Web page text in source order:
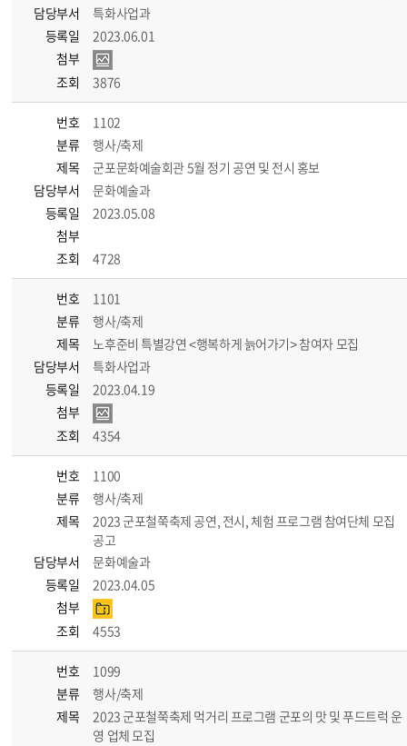
담당부서
특화사업과
등록일
2023.06.01
첨부
조회
3876
번호
1102
분류
행사/축제
제목
군포문화예술회관 5월 정기 공연 및 전시 홍보
담당부서
문화예술과
등록일
2023.05.08
첨부
조회
4728
번호
1101
분류
행사/축제
제목
노후준비 특별강연 <행복하게 늙어가기> 참여자 모집
담당부서
특화사업과
등록일
2023.04.19
첨부
조회
4354
번호
1100
분류
행사/축제
제목
2023 군포철쭉축제 공연, 전시, 체험 프로그램 참여단체 모집
공고
담당부서
문화예술과
등록일
2023.04.05
첨부
조회
4553
번호
1099
분류
행사/축제
제목
2023 군포철쭉축제 먹거리 프로그램 군포의 맛 및 푸드트럭 운
영 업체 모집